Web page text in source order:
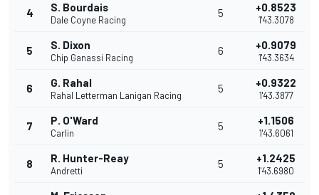
4 S. Bourdais
Dale Coyne Racing
5 +0.8523
1'43.3078
5 S. Dixon
Chip Ganassi Racing
6 +0.9079
1'43.3634
6 G. Rahal
Rahal Letterman Lanigan Racing
5 +0.9322
1'43.3877
7 P. O'Ward
Carlin
5 +1.1506
1'43.6061
8 R. Hunter-Reay
Andretti
5 +1.2425
1'43.6980